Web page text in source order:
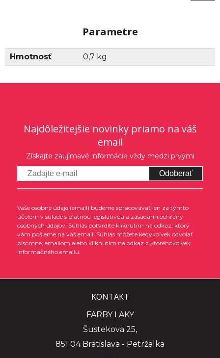
Parametre
Hmotnosť 0,7 kg
Najdôležitejšie novinky priamo na váš
email
Získajte zaujímavé informácie vždy medzi prvými
Odoberať
Vaše osobné údaje (email) budeme spracovávať len za týmto
účelom v súlade s platnou legislatívou a zásadami ochrany
osobných údajov. Súhlas potvrdíte kliknutím na odkaz, ktorý
vám pošleme na váš email. Súhlas môžete kedykoľvek odvolať
písomne, emailom alebo kliknutím na odkaz z ktoréhokoľvek
informačného emailu.
KONTAKT
FARBY LAKY
Šustekova 25,
851 04 Bratislava - Petržalka